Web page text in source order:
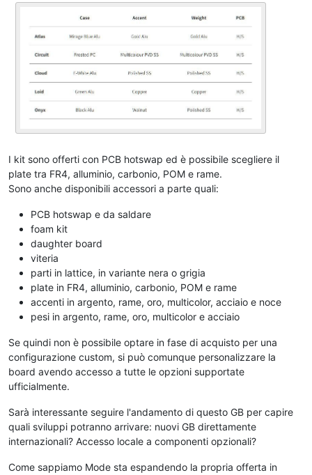
I kit sono offerti con PCB hotswap ed è possibile scegliere il
plate tra FR4, alluminio, carbonio, POM e rame.
Sono anche disponibili accessori a parte quali:
PCB hotswap e da saldare
foam kit
daughter board
viteria
parti in lattice, in variante nera o grigia
plate in FR4, alluminio, carbonio, POM e rame
accenti in argento, rame, oro, multicolor, acciaio e noce
pesi in argento, rame, oro, multicolor e acciaio
Se quindi non è possibile optare in fase di acquisto per una
configurazione custom, si può comunque personalizzare la
board avendo accesso a tutte le opzioni supportate
ufficialmente.
Sarà interessante seguire l'andamento di questo GB per capire
quali sviluppi potranno arrivare: nuovi GB direttamente
internazionali? Accesso locale a componenti opzionali?
Come sappiamo Mode sta espandendo la propria offerta in